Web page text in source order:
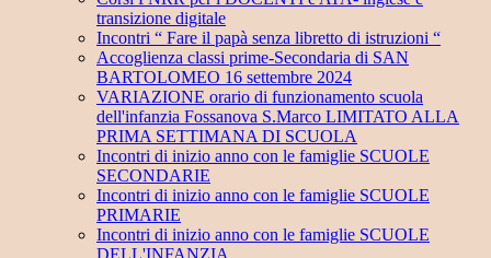
transizione digitale
Incontri “ Fare il papà senza libretto di istruzioni “
Accoglienza classi prime-Secondaria di SAN
BARTOLOMEO 16 settembre 2024
VARIAZIONE orario di funzionamento scuola
dell'infanzia Fossanova S.Marco LIMITATO ALLA
PRIMA SETTIMANA DI SCUOLA
Incontri di inizio anno con le famiglie SCUOLE
SECONDARIE
Incontri di inizio anno con le famiglie SCUOLE
PRIMARIE
Incontri di inizio anno con le famiglie SCUOLE